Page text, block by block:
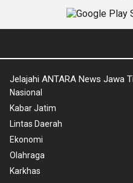
Jelajahi ANTARA News Jawa
Nasional
Kabar Jatim
Lintas Daerah
Ekonomi
Olahraga
Karkhas